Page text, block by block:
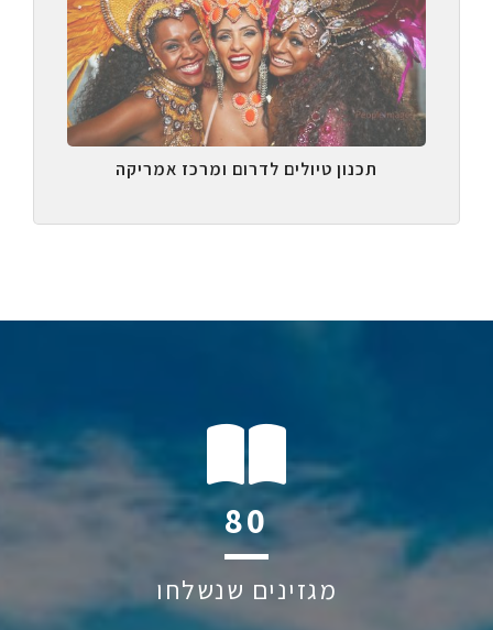
תכנון טיולים לדרום ומרכז אמריקה
120
מגזינים שנשלחו